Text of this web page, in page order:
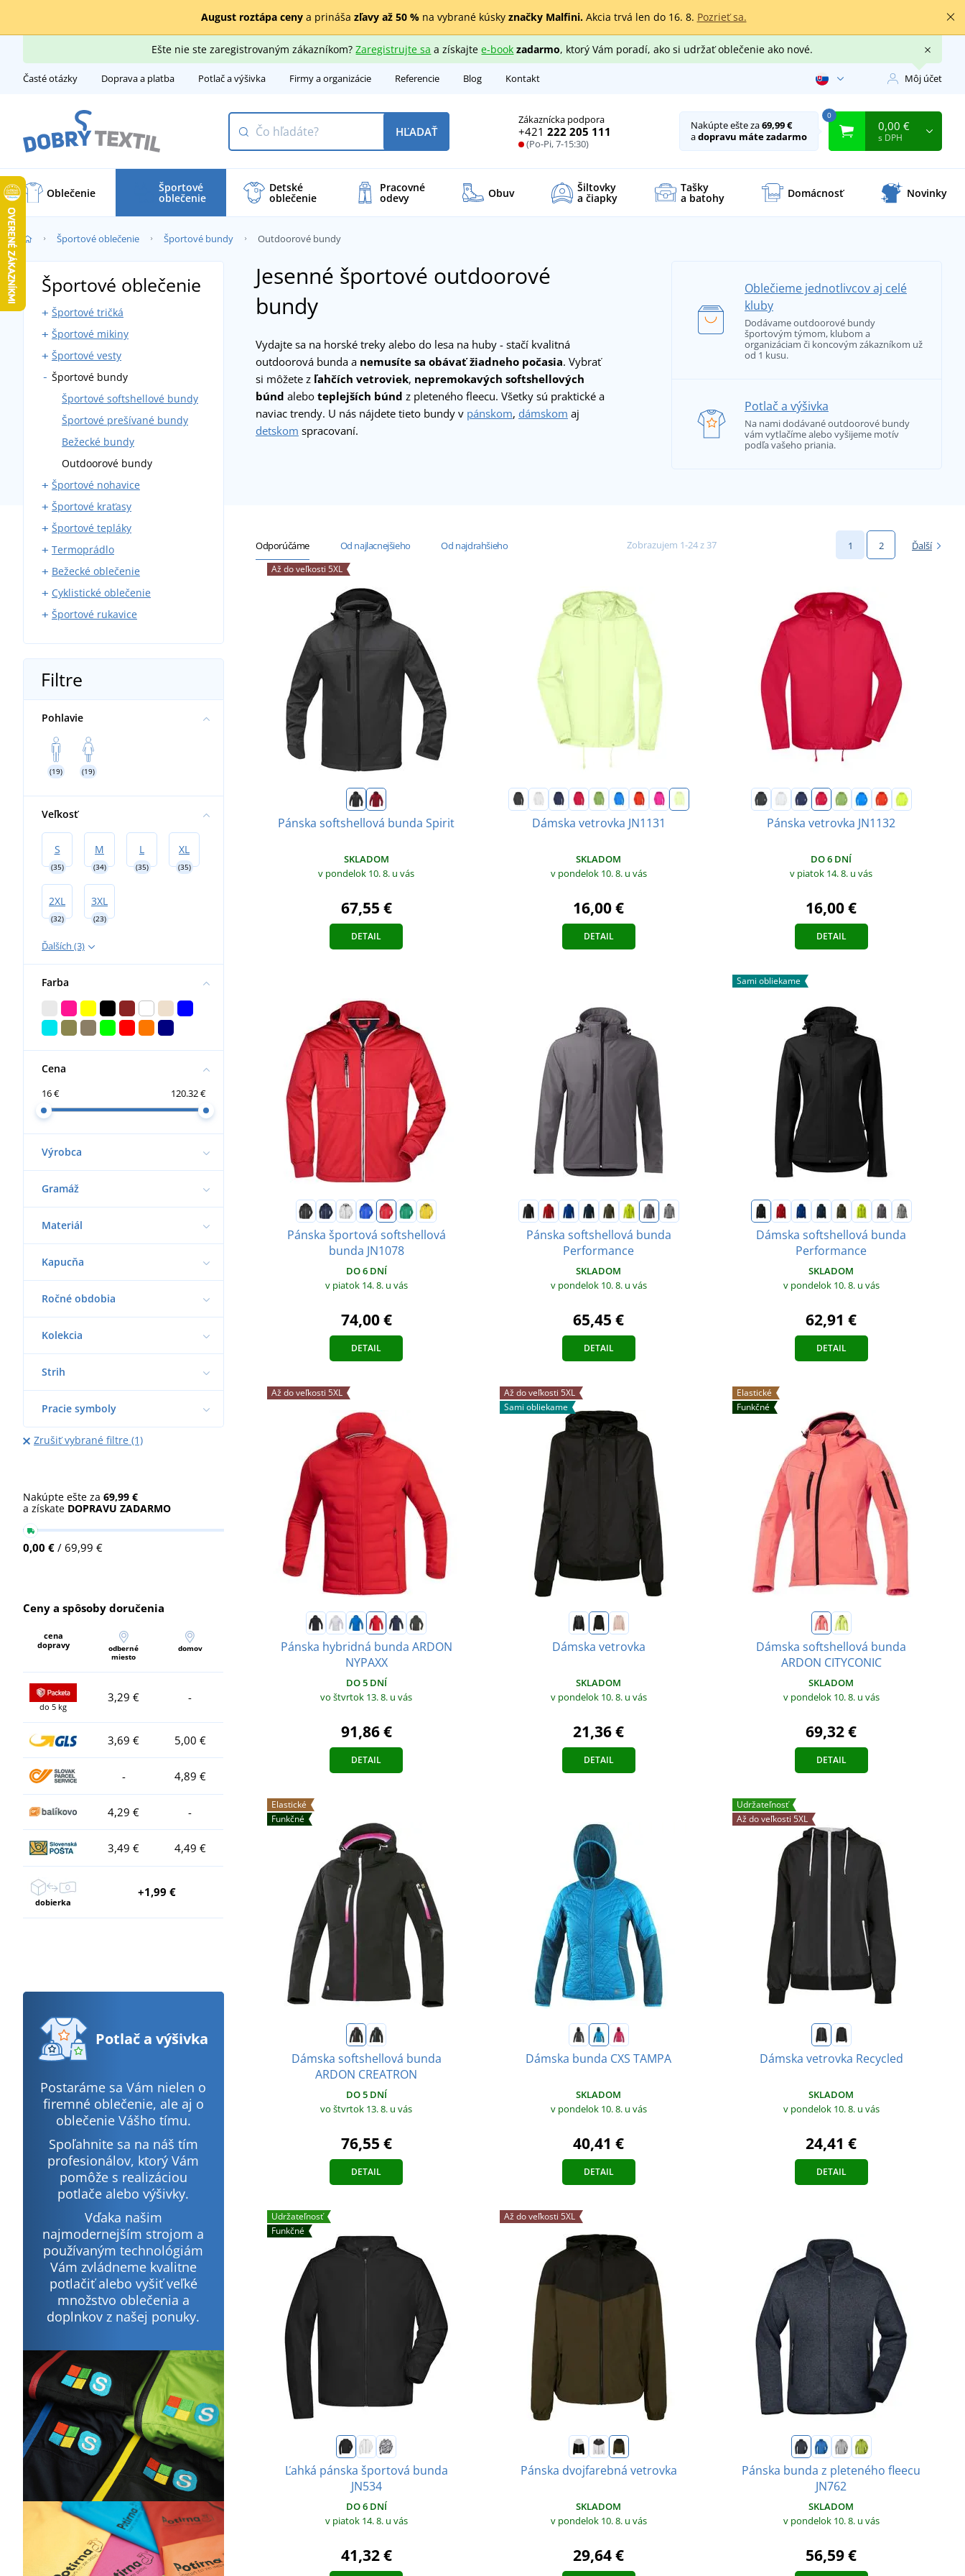
August roztápa cenya prináša zľavy až 50 %na vybrané kúsky značky Malfini.Akcia trvá len do 16. 8. Pozrieť sa.
Ešte nie ste zaregistrovaným zákazníkom?Zaregistrujte sa a získajtee-book zadarmo, ktorý Vám poradí, ako si udržať oblečenie ako nové.
Časté otázky Doprava a platba Potlač a výšivka Firmy a organizácie Referencie Blog Kontakt Môj účet
Zákaznícka podpora
+421 222 205 111
(Po-Pi, 7-15:30)
HĽADAŤ Nakúpte ešte za69,99 €
adopravu máte zadarmo
0
0,00 €
s DPH
Oblečenie Športové
oblečenie
Detské
oblečenie
Pracovné
odevy Obuv Šiltovky
a čiapky
Tašky
a batohy Domácnosť Novinky
Športové oblečenie Športové bundy Outdoorové bundy
Jesenné športové outdoorové
bundy
Vydajte sa na horské treky alebo do lesa na huby - stačí kvalitná
outdoorová bunda a nemusíte sa obávať žiadneho počasia. Vybrať
si môžete z ľahčích vetroviek, nepremokavých softshellových
búnd alebo teplejších búnd z pleteného fleecu. Všetky sú praktické a
naviac trendy. U nás nájdete tieto bundy v pánskom, dámskom aj
detskom spracovaní.
Oblečieme jednotlivcov aj celé
kluby
Dodávame outdoorové bundy
športovým týmom, klubom a
organizáciam či koncovým zákazníkom už
od 1 kusu.
Potlač a výšivka
Na nami dodávané outdoorové bundy
vám vytlačíme alebo vyšijeme motív
podľa vašeho priania.
Športové oblečenie
Športové tričká
Športové tielka
Športové tričká bez rukávov
Športové tričká s krátkym
rukávom
Bežecké tričká
Fitness tričká
Cyklistické tričká
Športové topy
Športové mikiny
Športové mikiny na zips
Športové mikiny cez hlavu
Športové vesty
Športové softshellové vesty
Outdoorové vesty
Športové bundy
Športové softshellové bundy
Športové prešívané bundy
Bežecké bundy
Outdoorové bundy
Športové nohavice
Bežecké nohavice
Elastické nohavice
Športové softshellové
Športové kraťasy
Bežecké kraťasy
Elastické kraťasy
Cyklistické kraťasy
Športové tepláky
Bežecké tepláky
Fitness tepláky
Termoprádlo
Termoponožky
Termospodky
Termotričká
Bežecké oblečenie
Bežecké bundy
Bežecké kraťasy
Bežecké nohavice
Cyklistické oblečenie
Cyklistické tričká
Športové rukavice
Rukavice na dotykový displej
Filtre
Pohlavie
(19) (19)
Veľkosť
S
(35)
M
(34)
L
(35)
XL
(35)
2XL
(32)
3XL
(23)
Ďalších (3)
Farba
Cena
16 € 120.32 €
Výrobca
Gramáž
Materiál
Kapucňa
Ročné obdobia
Kolekcia
Strih
Pracie symboly
Zrušiť vybrané filtre (1)
Nakúpte ešte za 69,99 €
a získate DOPRAVU ZADARMO
0,00 € / 69,99 €
Ceny a spôsoby doručenia
cena
dopravy
odberné
miesto
domov
do 5 kg
3,29 € -
3,69 € 5,00 €
- 4,89 €
4,29 € -
3,49 € 4,49 €
dobierka
+1,99 €
Potlača výšivka
Postaráme sa Vám nielen o
firemné oblečenie, ale aj o
oblečenie Vášho tímu.
Spoľahnite sa na náš tím
profesionálov, ktorý Vám
pomôže s realizáciou
potlače alebo výšivky.
Vďaka našim
najmodernejším strojom a
používaným technológiám
Vám zvládneme kvalitne
potlačiť alebo vyšiť veľké
množstvo oblečenia a
doplnkov z našej ponuky.
Odporúčáme Od najlacnejšieho Od najdrahšieho Zobrazujem 1-24 z 37 1 2 Ďalší
Až do veľkosti 5XL
Pánska softshellová bunda Spirit
SKLADOM
v pondelok 10. 8. u vás
67,55 €
DETAIL
Dámska vetrovka JN1131
SKLADOM
v pondelok 10. 8. u vás
16,00 €
DETAIL
Pánska vetrovka JN1132
DO 6 DNÍ
v piatok 14. 8. u vás
16,00 €
DETAIL
Pánska športová softshellová
bunda JN1078
DO 6 DNÍ
v piatok 14. 8. u vás
74,00 €
DETAIL
Pánska softshellová bunda
Performance
SKLADOM
v pondelok 10. 8. u vás
65,45 €
DETAIL
Sami obliekame
Dámska softshellová bunda
Performance
SKLADOM
v pondelok 10. 8. u vás
62,91 €
DETAIL
Až do veľkosti 5XL
Pánska hybridná bunda ARDON
NYPAXX
DO 5 DNÍ
vo štvrtok 13. 8. u vás
91,86 €
DETAIL
Až do veľkosti 5XL
Sami obliekame
Dámska vetrovka
SKLADOM
v pondelok 10. 8. u vás
21,36 €
DETAIL
Elastické
Funkčné
Dámska softshellová bunda
ARDON CITYCONIC
SKLADOM
v pondelok 10. 8. u vás
69,32 €
DETAIL
Elastické
Funkčné
Dámska softshellová bunda
ARDON CREATRON
DO 5 DNÍ
vo štvrtok 13. 8. u vás
76,55 €
DETAIL
Dámska bunda CXS TAMPA
SKLADOM
v pondelok 10. 8. u vás
40,41 €
DETAIL
Udržateľnosť
Až do veľkosti 5XL
Dámska vetrovka Recycled
SKLADOM
v pondelok 10. 8. u vás
24,41 €
DETAIL
Udržateľnosť
Funkčné
Ľahká pánska športová bunda
JN534
DO 6 DNÍ
v piatok 14. 8. u vás
41,32 €
Až do veľkosti 5XL
Pánska dvojfarebná vetrovka
SKLADOM
v pondelok 10. 8. u vás
29,64 €
Pánska bunda z pleteného fleecu
JN762
SKLADOM
v pondelok 10. 8. u vás
56,59 €